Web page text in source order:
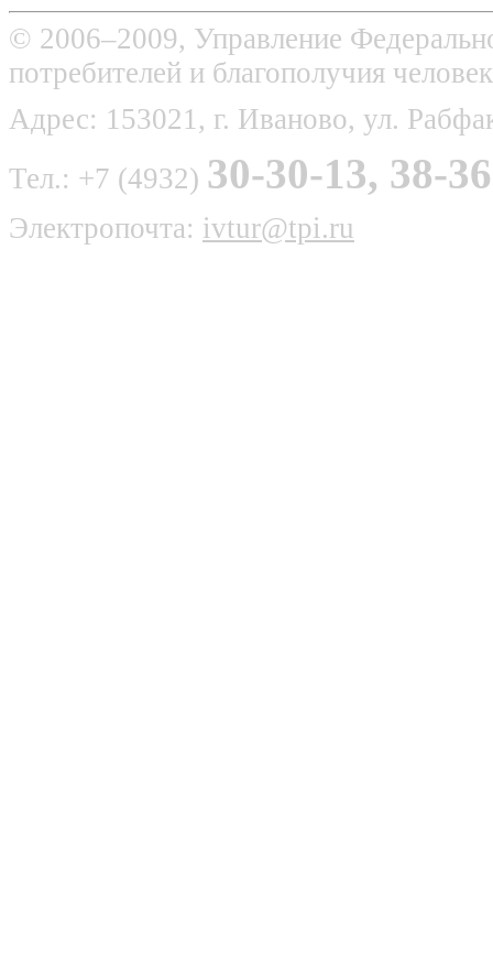
© 2006–2009, Управление
потребителей и благополучия
Адрес: 153021, г. Иваново, ул.
Тел.: +7 (4932) 30-30-13, 38-
Электропочта: ivtur@tpi.ru